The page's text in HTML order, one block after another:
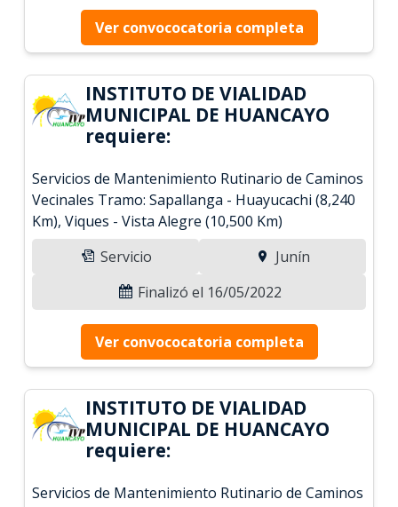
Ver convococatoria completa
INSTITUTO DE VIALIDAD
MUNICIPAL DE HUANCAYO
requiere:
Servicios de Mantenimiento Rutinario de Caminos
Vecinales Tramo: Sapallanga - Huayucachi (8,240
Km), Viques - Vista Alegre (10,500 Km)
Servicio
Junín
Finalizó el 16/05/2022
Ver convococatoria completa
INSTITUTO DE VIALIDAD
MUNICIPAL DE HUANCAYO
requiere:
Servicios de Mantenimiento Rutinario de Caminos